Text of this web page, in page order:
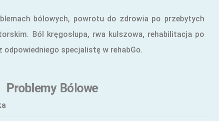
bólowych, powrotu do zdrowia po przebytych
Ból kręgosłupa, rwa kulszowa, rehabilitacja po
specjalistę w rehabGo.
Problemy Bólowe